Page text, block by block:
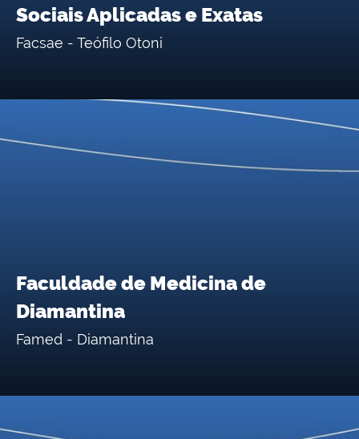
Sociais Aplicadas e Exatas
Facsae - Teófilo Otoni
Faculdade de Medicina de
Diamantina
Famed - Diamantina